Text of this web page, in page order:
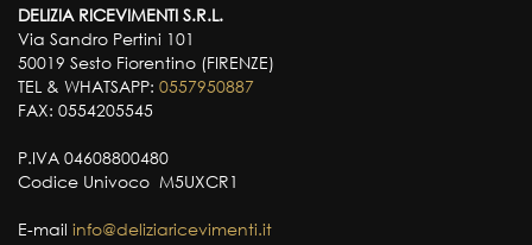
DELIZIA RICEVIMENTI S.R.L.
Via Sandro Pertini 101
50019 Sesto Fiorentino (FIRENZE)
TEL & WHATSAPP: 0557950887
FAX: 0554205545
P.IVA 04608800480
Codice Univoco M5UXCR1
E-mail info@deliziaricevimenti.it